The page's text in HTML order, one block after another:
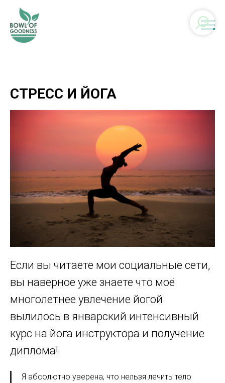
СТРЕСС И ЙОГА
Если вы читаете мои социальные сети,
вы наверное уже знаете что моё
многолетнее увлечение йогой
вылилось в январский интенсивный
курс на йога инструктора и получение
диплома!
Я абсолютно уверена, что нельзя лечить тело